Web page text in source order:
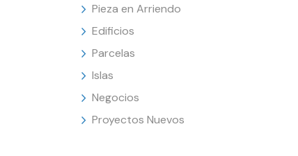
Pieza en Arriendo
Edificios
Parcelas
Islas
Negocios
Proyectos Nuevos